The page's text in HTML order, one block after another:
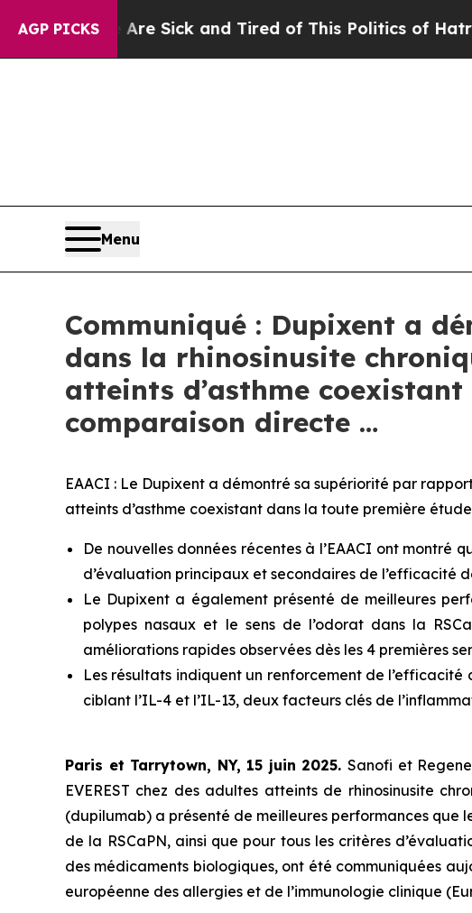
AGP PICKS
Are Sick and Tired of This Politics of Hatred”The
Menu
Communiqué : Dupixent a
dans la rhinosinusite
atteints d’asthme
comparaison directe …
EAACI : Le Dupixent a démontré sa supériorité par
atteints d’asthme coexistant dans la toute première
De nouvelles données récentes à l’EAACI ont
d’évaluation principaux et secondaires de l’efficacité
Le Dupixent a également présenté de meilleures
polypes nasaux et le sens de l’odorat dans la
améliorations rapides observées dès les 4 premières
Les résultats indiquent un renforcement de
ciblant l’IL-4 et l’IL-13, deux facteurs clés de
Paris et Tarrytown, NY, 15 juin 2025.Sanofi et
EVEREST chez des adultes atteints de rhinosinusite
(dupilumab) a présenté de meilleures performances que
de la RSCaPN, ainsi que pour tous les critères
des médicaments biologiques, ont été communiquées
européenne des allergies et de l’immunologie clinique